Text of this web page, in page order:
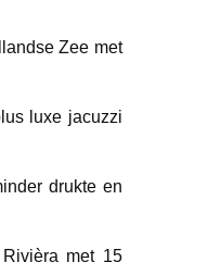
Zee met
luxe jacuzzi
drukte en
met 15